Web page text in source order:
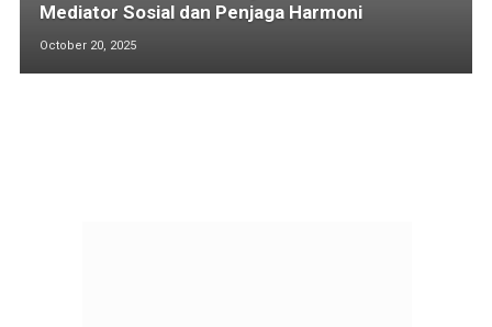
Mediator Sosial dan Penjaga Harmoni
October 20, 2025